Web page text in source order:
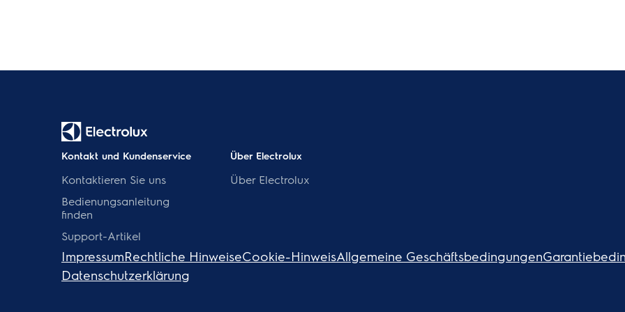
Kontakt und Kundenservice
Kontaktieren Sie uns
Bedienungsanleitung
finden
Support-Artikel
Über Electrolux
Über Electrolux
ImpressumRechtliche HinweiseCookie-HinweisAllgemeine Geschäftsbedingungen
Datenschutzerklärung